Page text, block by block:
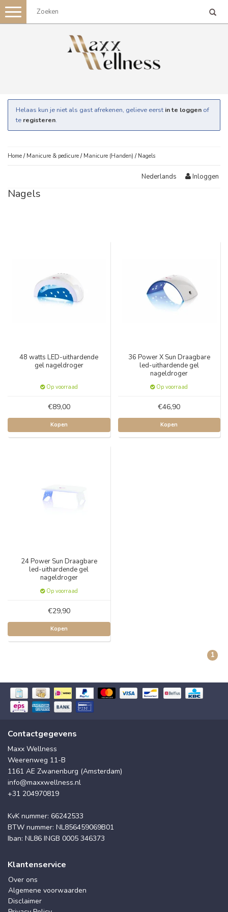
Toggle
navigation
Helaas kun je niet als gast afrekenen, gelieve eerst in te loggen of
te registeren.
Home / Manicure & pedicure / Manicure (Handen) / Nagels
Nederlands Inloggen
Nagels
48 watts LED-uithardende
gel nageldroger
Op voorraad
€89,00
Kopen
36 Power X Sun Draagbare
led-uithardende gel
nageldroger
Op voorraad
€46,90
Kopen
24 Power Sun Draagbare
led-uithardende gel
nageldroger
Op voorraad
€29,90
Kopen
1
Contactgegevens
Maxx Wellness
Weerenweg 11-B
1161 AE Zwanenburg (Amsterdam)
info@maxxwellness.nl
+31 204970819
KvK nummer: 66242533
BTW nummer: NL856459069B01
Iban: NL86 INGB 0005 346373
Klantenservice
Over ons
Algemene voorwaarden
Disclaimer